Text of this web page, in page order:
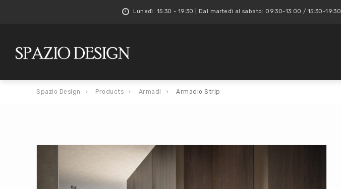
Lunedì: 15:30 - 19:30 | Dal martedì al sabato: 09:30-13:00 / 15:30-19:30
Spazio Design Products Armadi Armadio Strip